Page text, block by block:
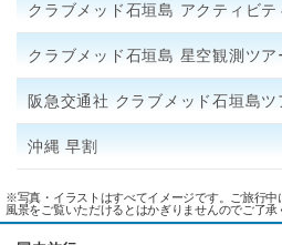
クラブメッド石垣島 アクティビテ
クラブメッド石垣島 星空観測ツア
阪急交通社 クラブメッド石垣島ツ
沖縄 早割
※写真・イラストはすべてイメージです。ご旅行
風景をご覧いただけるとはかぎりませんのでご了承